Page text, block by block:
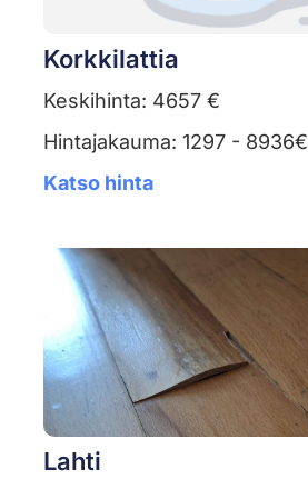
Korkkilattia
Keskihinta: 4657 €
Hintajakauma: 1297 - 8936€
Katso hinta
Lahti